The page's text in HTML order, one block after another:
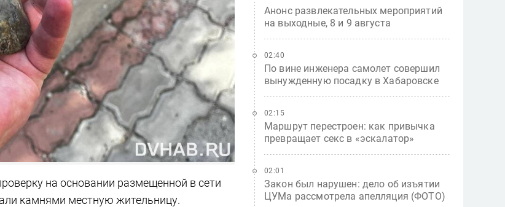
на основании размещенной в сети
камнями местную жительницу.
Анонс развлекательных мероприятий
на выходные, 8 и 9 августа
По вине инженера самолет совершил
вынужденную посадку в Хабаровске
02:40
Маршрут перестроен: как привычка
превращает секс в «эскалатор»
02:15
Закон был нарушен: дело об изъятии
ЦУМа рассмотрела апелляция (ФОТО)
02:01